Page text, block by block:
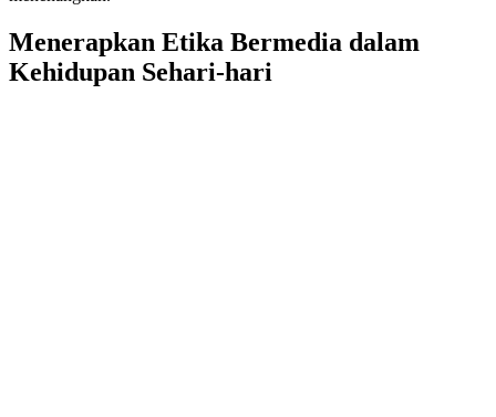
Menerapkan Etika Bermedia dalam
Kehidupan Sehari-hari